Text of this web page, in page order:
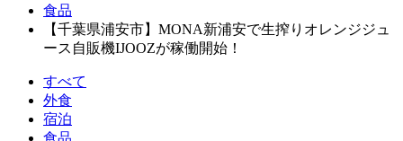
食品
【千葉県浦安市】MONA新浦安で生搾りオレンジジュ
ース自販機IJOOZが稼働開始！
すべて
外食
宿泊
食品